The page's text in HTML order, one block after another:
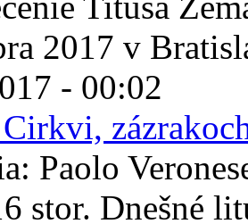
2017 v
- 00:02
Paolo
stor. Dnešné